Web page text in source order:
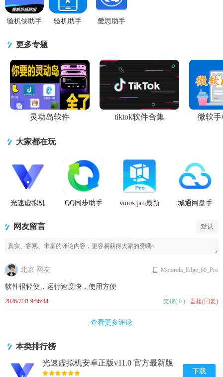
文版
验机侠助手
v1.0.0 安卓
验机助手
爱思助手
更多专题
灵动岛软件 tiktok软件合集 微软手
大家都在玩
光速虚拟机
QQ同步助手
vmos pro最新
城通网盘手
网友留言 默认
北京 网友
2026/7/31 9:56:48
软件很轻便，运行速度快，使用方便
Motorola_Edge_60_Pro
支持( 0 ) 盖楼(回复)
查看更多评论
本类排行榜
光速虚拟机安卓正版v11.0 官方最新版
【64位】
下载